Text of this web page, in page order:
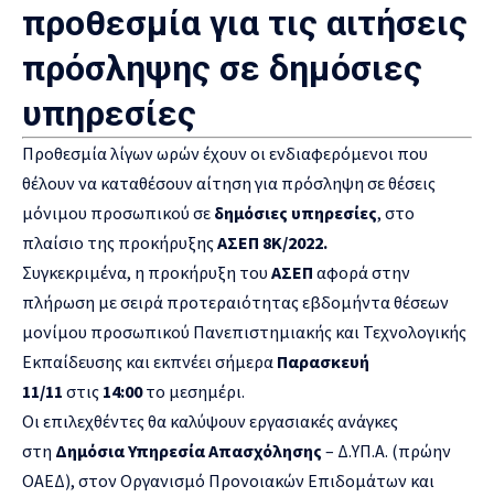
προθεσμία για τις αιτήσεις
πρόσληψης σε δημόσιες
υπηρεσίες
Προθεσμία λίγων ωρών έχουν οι ενδιαφερόμενοι που
θέλουν να καταθέσουν αίτηση για πρόσληψη σε θέσεις
μόνιμου προσωπικού σε δημόσιες υπηρεσίες, στο
πλαίσιο της προκήρυξηςΑΣΕΠ 8Κ/2022.
Συγκεκριμένα, η προκήρυξη του ΑΣΕΠ αφορά στην
πλήρωση με σειρά προτεραιότητας εβδομήντα θέσεων
μονίμου προσωπικού Πανεπιστημιακής και Τεχνολογικής
Εκπαίδευσης και εκπνέει σήμερα Παρασκευή
11/11 στις 14:00το μεσημέρι.
Οι επιλεχθέντες θα καλύψουν εργασιακές ανάγκες
στη Δημόσια Υπηρεσία Απασχόλησης – Δ.ΥΠ.Α. (πρώην
ΟΑΕΔ), στον Οργανισμό Προνοιακών Επιδομάτων και